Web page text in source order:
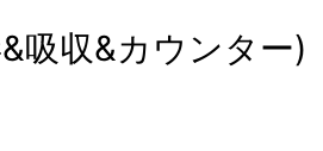
吸収&カウンター)